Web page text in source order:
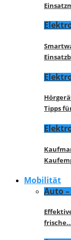
Tipps
Mobilität
Auto